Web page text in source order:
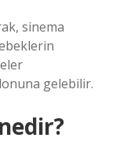
sinema
gelebilir.